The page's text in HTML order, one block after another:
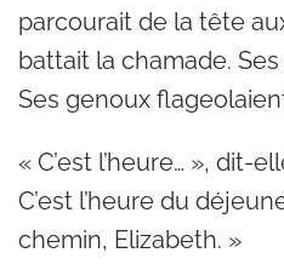
parcourait de la tête
battait la chamade.
Ses genoux
« C’est l’heure… », dit-
C’est l’heure du
chemin, Elizabeth. »